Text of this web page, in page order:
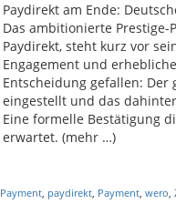
Paydirekt am Ende:
Das ambitionierte Prestige-
Paydirekt, steht kurz vor
Engagement und
Entscheidung gefallen:
eingestellt und das
Eine formelle Bestätigung
erwartet. (mehr …)
, paydirekt, Payment, wero,